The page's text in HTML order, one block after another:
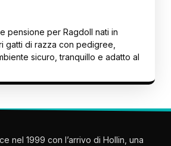
pensione per Ragdoll nati in
gatti di razza con pedigree,
sicuro, tranquillo e adatto al
nel 1999 con l’arrivo di Hollin, una